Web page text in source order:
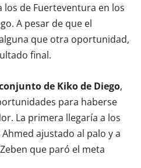
de Fuerteventura en los
A pesar de que el
que otra oportunidad,
final.
de Kiko de Diego,
para haberse
La primera llegaría a los
ajustado al palo y a
que paró el meta